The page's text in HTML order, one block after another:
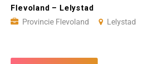
Flevoland – Lelystad
Provincie Flevoland
Lelystad